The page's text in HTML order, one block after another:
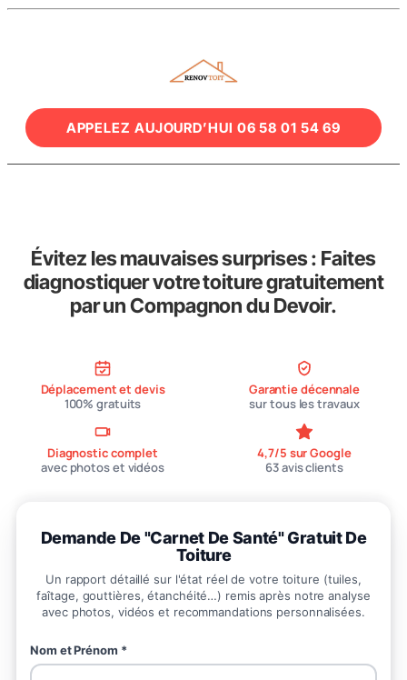
APPELEZ AUJOURD’HUI 06 58 01 54 69
Évitez les mauvaises surprises : Faites
diagnostiquer votre toiture gratuitement
par un Compagnon du Devoir.
Déplacement et devis
100% gratuits
Garantie décennale
sur tous les travaux
Diagnostic complet
avec photos et vidéos
4,7/5 sur Google
63 avis clients
Demande De "Carnet De Santé" Gratuit De
Toiture
Un rapport détaillé sur l'état réel de votre toiture (tuiles,
faîtage, gouttières, étanchéité…) remis après notre analyse
avec photos, vidéos et recommandations personnalisées.
Nom et Prénom *